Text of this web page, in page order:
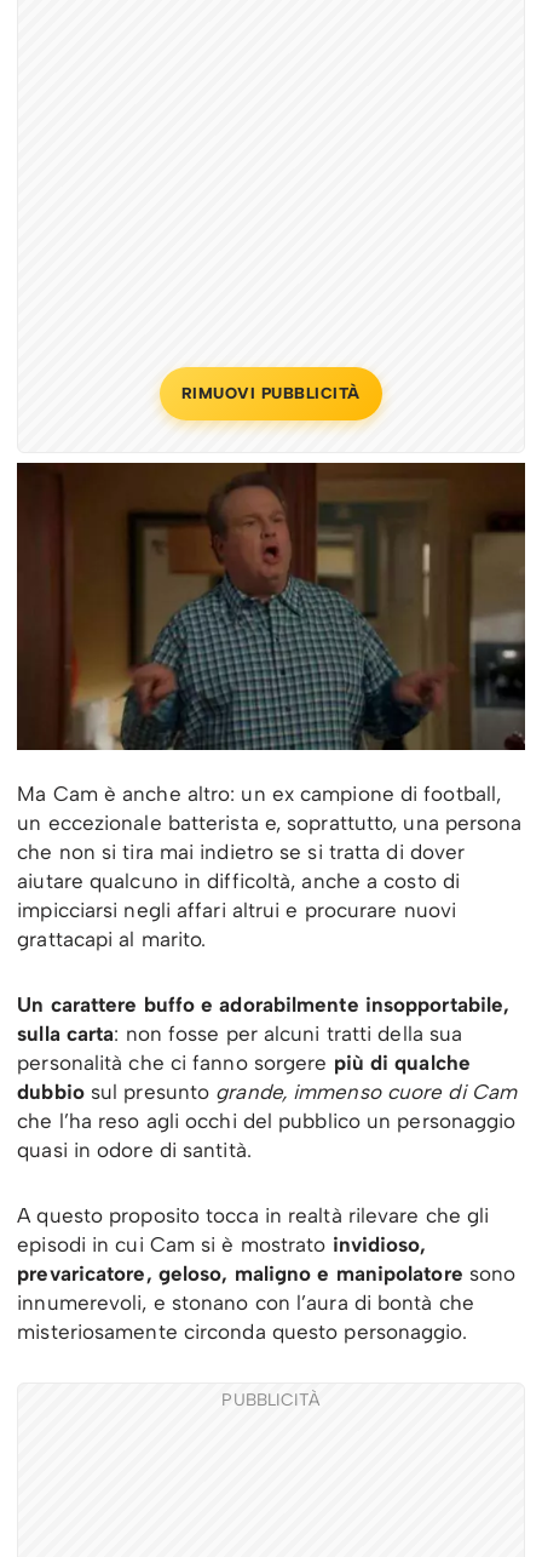
RIMUOVI PUBBLICITÀ
Ma Cam è anche altro: un ex campione di football,
un eccezionale batterista e, soprattutto, una persona
che non si tira mai indietro se si tratta di dover
aiutare qualcuno in difficoltà, anche a costo di
impicciarsi negli affari altrui e procurare nuovi
grattacapi al marito.
Un carattere buffo e adorabilmente insopportabile,
sulla carta: non fosse per alcuni tratti della sua
personalità che ci fanno sorgere più di qualche
dubbiosul presunto grande, immenso cuore di Cam
che l’ha reso agli occhi del pubblico un personaggio
quasi in odore di santità.
A questo proposito tocca in realtà rilevare che gli
episodi in cui Cam si è mostrato invidioso,
prevaricatore, geloso, maligno e manipolatore sono
innumerevoli, e stonano con l’aura di bontà che
misteriosamente circonda questo personaggio.
PUBBLICITÀ